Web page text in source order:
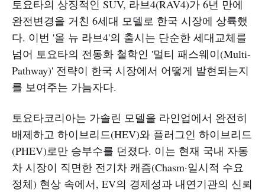
토요타의 상징적인 SUV, 라브4(RAV4)가 6년 만에
완전변경을 거친 6세대 모델로 한국 시장에 상륙했
다. 이번 '올 뉴 라브4'의 출시는 단순한 세대교체를
넘어 토요타의 전동화 철학인 '멀티 패스웨이(Multi-
Pathway)' 전략이 한국 시장에서 어떻게 발현되는지
를 보여주는 가늠자다.
토요타코리아는 가솔린 모델을 라인업에서 완전히
배제하고 하이브리드(HEV)와 플러그인 하이브리드
(PHEV)로만 승부수를 던졌다. 이는 현재 국내 자동
차 시장이 직면한 전기차 캐즘(Chasm·일시적 수요
정체) 현상 속에서, EV의 경제성과 내연기관의 신뢰